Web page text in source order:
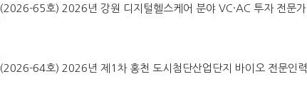
(2026-65호) 2026년 강원 디지털헬스케어 분야 VC·AC 투자 전문
(2026-64호) 2026년 제1차 홍천 도시첨단산업단지 바이오 전문인